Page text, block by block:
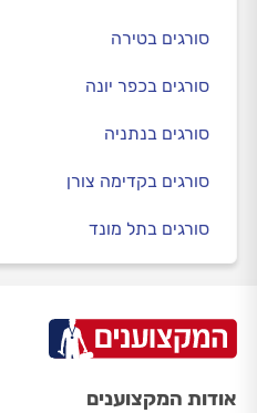
סורגים בטירה
סורגים בכפר יונה
סורגים בנתניה
סורגים בקדימה צורן
סורגים בתל מונד
אודות המקצוענים